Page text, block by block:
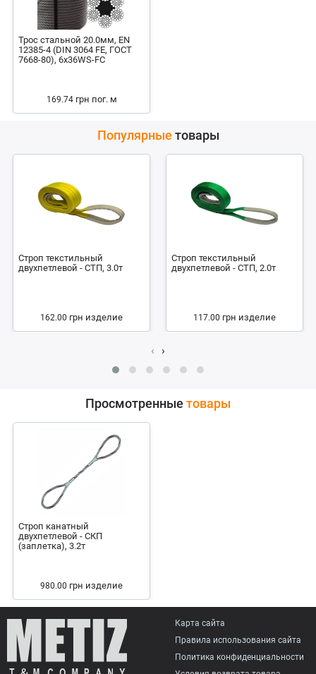
Трос стальной 20.0мм, EN
12385-4 (DIN 3064 FE, ГОСТ
7668-80), 6x36WS-FC
169.74 грн пог. м
Популярные товары
Строп текстильный
двухпетлевой - СТП, 3.0т
162.00 грн изделие
Строп текстильный
двухпетлевой - СТП, 2.0т
117.00 грн изделие
‹ ›
Просмотренные товары
Строп канатный
двухпетлевой - СКП
(заплетка), 3.2т
980.00 грн изделие
Карта сайта
Правила использования сайта
Политика конфиденциальности